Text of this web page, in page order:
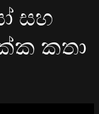
සහ
කතා